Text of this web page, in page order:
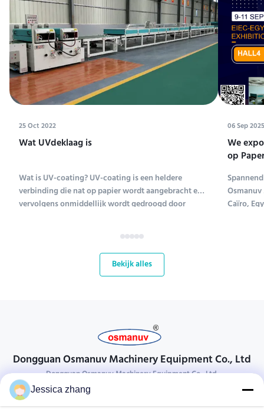
25 Oct 2022
Wat UVdeklaag is
Wat is UV-coating? UV-coating is een heldere
verbinding die nat op papier wordt aangebracht en
vervolgens onmiddellijk wordt gedroogd door
ultraviolet coating). Verschillende soorten
verbindingen worden gebruikt om papier te coaten;
06 Sep 2025
We
op
Caïro,
Bekijk alles
Dongguan Osmanuv Machinery Equipment Co., Ltd
Dongguan Osmanuv Machinery Equipment Co., Ltd.
Neem contact op.
Jessica zhang